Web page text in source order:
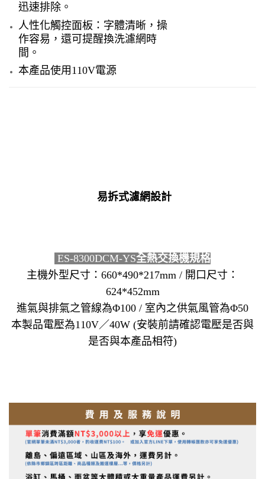
迅速排除。
人性化觸控面板：字體清晰，操
作容易，還可提醒換洗濾網時
間。
本產品使用110V電源
易拆式濾網設計
ES-8300DCM-YS全熱交換機規格
主機外型尺寸：660*490*217mm / 開口尺寸：
624*452mm
進氣與排氣之管線為Φ100 / 室內之供氣風管為Φ50
本製品電壓為110V／40W (安裝前請確認電壓是否與
是否與本產品相符)